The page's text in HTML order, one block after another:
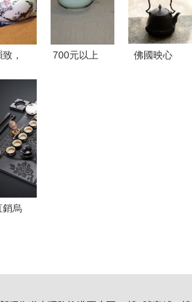
，
鎮
14頭
茶夾
裝賞
700元以上
佛國映心
銷烏